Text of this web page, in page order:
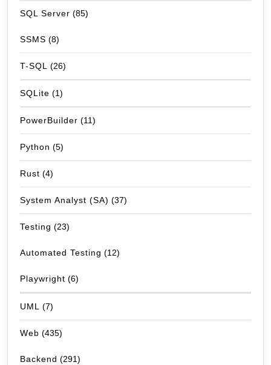
SQL Server (85)
SSMS (8)
T-SQL (26)
SQLite (1)
PowerBuilder (11)
Python (5)
Rust (4)
System Analyst (SA) (37)
Testing (23)
Automated Testing (12)
Playwright (6)
UML (7)
Web (435)
Backend (291)